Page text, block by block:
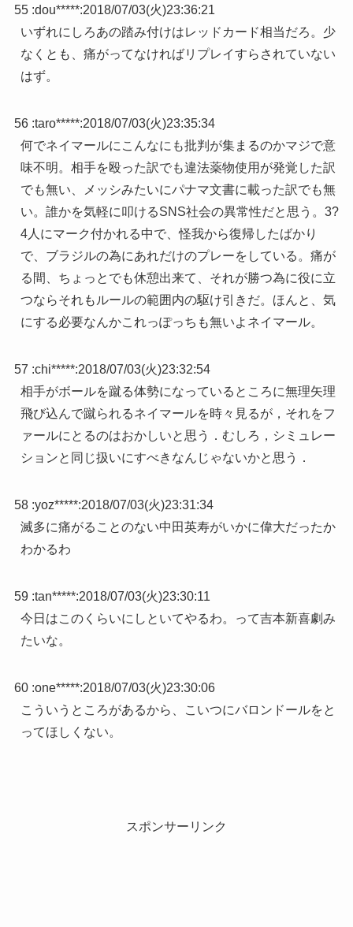
55 :dou*****:2018/07/03(火)23:36:21
いずれにしろあの踏み付けはレッドカード相当だろ。少
なくとも、痛がってなければリプレイすらされていない
はず。
56 :taro*****:2018/07/03(火)23:35:34
何でネイマールにこんなにも批判が集まるのかマジで意
味不明。相手を殴った訳でも違法薬物使用が発覚した訳
でも無い、メッシみたいにパナマ文書に載った訳でも無
い。誰かを気軽に叩けるSNS社会の異常性だと思う。3?
4人にマーク付かれる中で、怪我から復帰したばかり
で、ブラジルの為にあれだけのプレーをしている。痛が
る間、ちょっとでも休憩出来て、それが勝つ為に役に立
つならそれもルールの範囲内の駆け引きだ。ほんと、気
にする必要なんかこれっぽっちも無いよネイマール。
57 :chi*****:2018/07/03(火)23:32:54
相手がボールを蹴る体勢になっているところに無理矢理
飛び込んで蹴られるネイマールを時々見るが，それをフ
ァールにとるのはおかしいと思う．むしろ，シミュレー
ションと同じ扱いにすべきなんじゃないかと思う．
58 :yoz*****:2018/07/03(火)23:31:34
滅多に痛がることのない中田英寿がいかに偉大だったか
わかるわ
59 :tan*****:2018/07/03(火)23:30:11
今日はこのくらいにしといてやるわ。って吉本新喜劇み
たいな。
60 :one*****:2018/07/03(火)23:30:06
こういうところがあるから、こいつにバロンドールをと
ってほしくない。
スポンサーリンク